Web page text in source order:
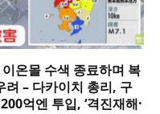
온몰 수색 종료하며 복
려 – 다카이치 총리, 구
억엔 투입, ‘격진재해·